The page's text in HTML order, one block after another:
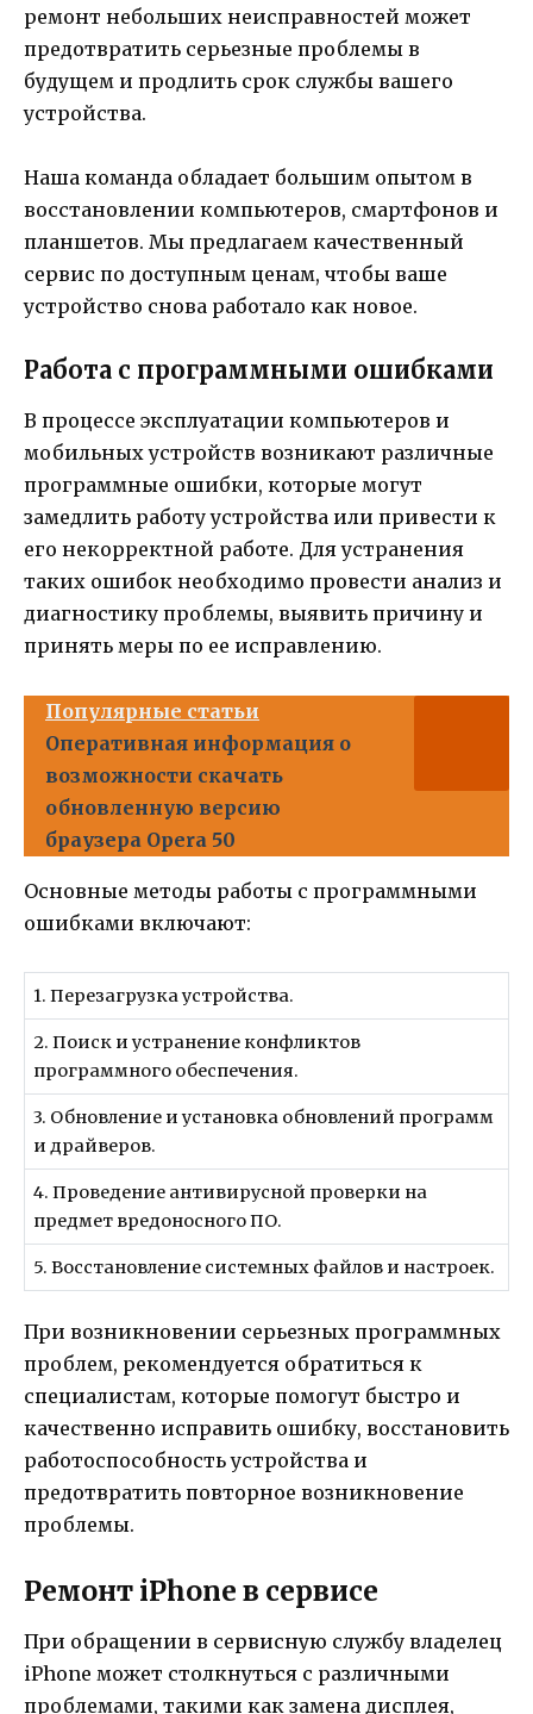
ремонт небольших неисправностей может
предотвратить серьезные проблемы в
будущем и продлить срок службы вашего
устройства.
Наша команда обладает большим опытом в
восстановлении компьютеров, смартфонов и
планшетов. Мы предлагаем качественный
сервис по доступным ценам, чтобы ваше
устройство снова работало как новое.
Работа с программными ошибками
В процессе эксплуатации компьютеров и
мобильных устройств возникают различные
программные ошибки, которые могут
замедлить работу устройства или привести к
его некорректной работе. Для устранения
таких ошибок необходимо провести анализ и
диагностику проблемы, выявить причину и
принять меры по ее исправлению.
Популярные статьи
Оперативная информация о
возможности скачать
обновленную версию
браузера Opera 50
Основные методы работы с программными
ошибками включают:
1. Перезагрузка устройства.
2. Поиск и устранение конфликтов
программного обеспечения.
3. Обновление и установка обновлений программ
и драйверов.
4. Проведение антивирусной проверки на
предмет вредоносного ПО.
5. Восстановление системных файлов и настроек.
При возникновении серьезных программных
проблем, рекомендуется обратиться к
специалистам, которые помогут быстро и
качественно исправить ошибку, восстановить
работоспособность устройства и
предотвратить повторное возникновение
проблемы.
Ремонт iPhone в сервисе
При обращении в сервисную службу владелец
iPhone может столкнуться с различными
проблемами, такими как замена дисплея,